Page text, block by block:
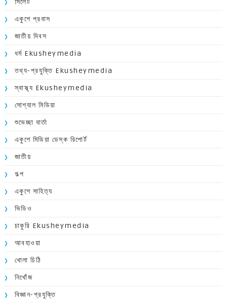
একুশে প্রবাস
জাতীয় দিবস
ধর্ম Ekusheymedia
তথ্য-প্রযুক্তি Ekusheymedia
স্বাস্থ্য Ekusheymedia
সোশ্যাল মিডিয়া
শুভেচ্ছা বার্তা
একুশে মিডিয়া ডেস্ক রিপোর্ট
জাতীয়
গল্প
একুশে সাহিত্য
ভিডিও
চাকুরি Ekusheymedia
আবহাওয়া
খোলা চিঠি
নিখোঁজ
বিজ্ঞান-প্রযুক্তি